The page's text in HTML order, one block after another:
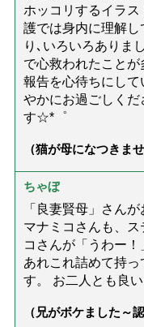
ホッコリするイラ
護では身内に理解
り､いろいろありま
で心救われたこと
報告を心待ちにし
やかにお過ごしくだ
す☆*゜
（猫が母になつきま
ちゃぼ
「良妻賢母」さん
マナミコさんも、ス
コさんが「うわー！
あれこれ詰めて持
す。 お二人とも良い
（兄がボケました～